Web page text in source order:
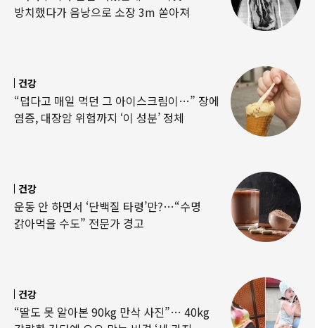
방치했다가 음낭으로 소장 3m 쏟아져
건강
“덥다고 매일 먹던 그 아이스크림이…” 장에
염증, 대장암 위험까지 ‘이 성분’ 정체
건강
운동 안 하면서 ‘단백질 타령’만?…“수명
갉아먹을 수도” 전문가 경고
건강
“딸도 못 알아본 90kg 만삭 사진”… 40kg